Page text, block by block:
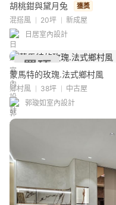
胡桃鉗與黛月兔 獲獎
混搭風 20坪
新成屋
日居室內設計
蒙馬特的玫瑰.法式鄉村風
鄉村風 38坪
中古屋
郭璇如室內設計